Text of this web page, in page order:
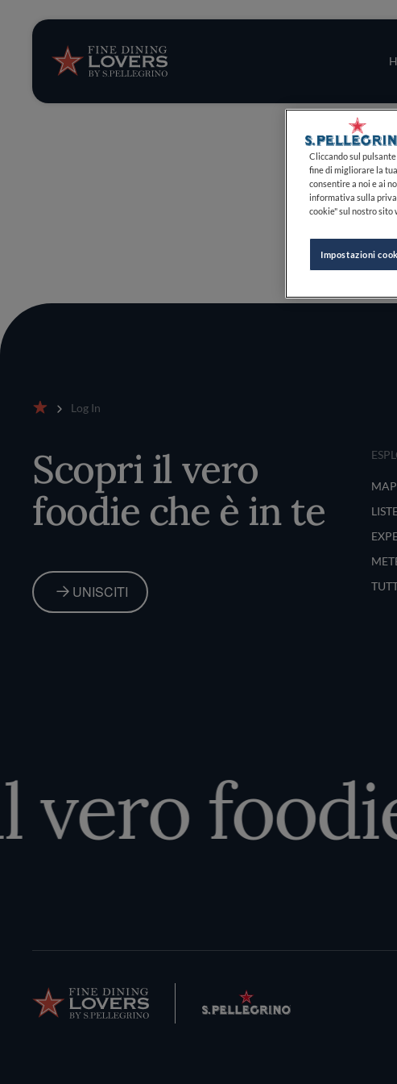
Storie e tendenze
Ricette
Trucchi e consigli
Log In
Scopri il vero
foodie che è in te
UNISCITI
Cliccando sul
fine di migliorare la
consentire a noi e ai
informativa sulla
cookie" sul nostro sito
Impostazioni